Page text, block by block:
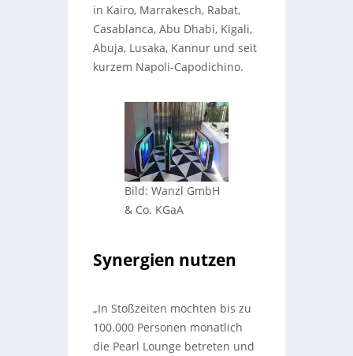
in Kairo, Marrakesch, Rabat,
Casablanca, Abu Dhabi, Kigali,
Abuja, Lusaka, Kannur und seit
kurzem Napoli-Capodichino.
Bild: Wanzl GmbH
& Co. KGaA
Synergien nutzen
„In Stoßzeiten möchten bis zu
100.000 Personen monatlich
die Pearl Lounge betreten und